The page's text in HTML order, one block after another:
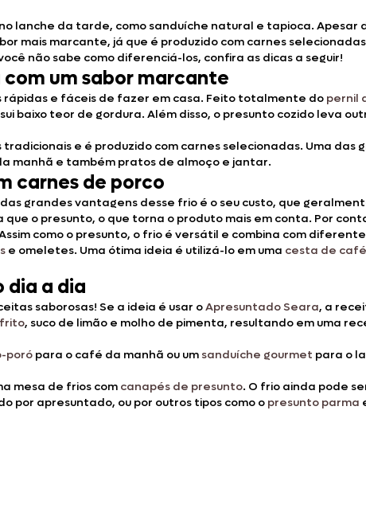
lanche da tarde, como sanduíche natural e tapioca. Apesar
mais marcante, já que é produzido com carnes
não sabe como diferenciá-los, confira as dicas a seguir!
um sabor marcante
rápidas e fáceis de fazer em casa. Feito totalmente do pernil
baixo teor de gordura. Além disso, o presunto cozido leva
e é produzido com carnes selecionadas. Uma
manhã e também pratos de almoço e jantar.
carnes de porco
grandes vantagens desse frio é o seu custo, que
o presunto, o que torna o produto mais em conta. Por
como o presunto, o frio é versátil e combina com
e omeletes. Uma ótima ideia é utilizá-lo em uma cesta de
dia a dia
saborosas! Se a ideia é usar oApresuntado Seara, a
, suco de limão e molho de pimenta, resultando em uma
poró para o café da manhã ou um sanduíche gourmet para o
mesa de frios com canapés de presunto. O frio ainda pode
por apresuntado, ou por outros tipos como o presunto parma